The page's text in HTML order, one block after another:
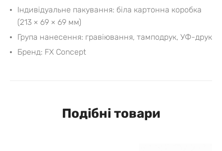
Індивідуальне пакування: біла картонна коробка
(213 × 69 × 69 мм)
Група нанесення: гравіювання, тамподрук, УФ-друк
Бренд: FX Concept
Подібні товари